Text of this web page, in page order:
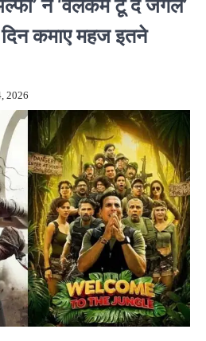
कमाए महज इतने
2026